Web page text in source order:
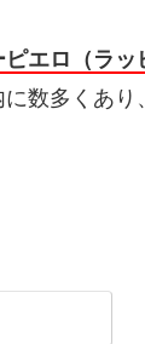
エロ（ラッ
数多くあ